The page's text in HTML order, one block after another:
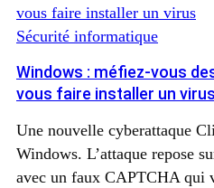
Sécurité informatique
Windows : méfiez-vous
vous faire installer un virus
Une nouvelle cyberattaque
Windows. L’attaque repose
avec un faux CAPTCHA qui